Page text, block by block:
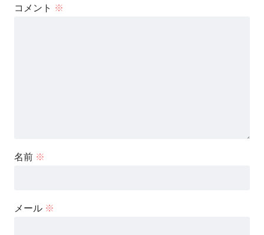
コメント ※
名前 ※
メール ※